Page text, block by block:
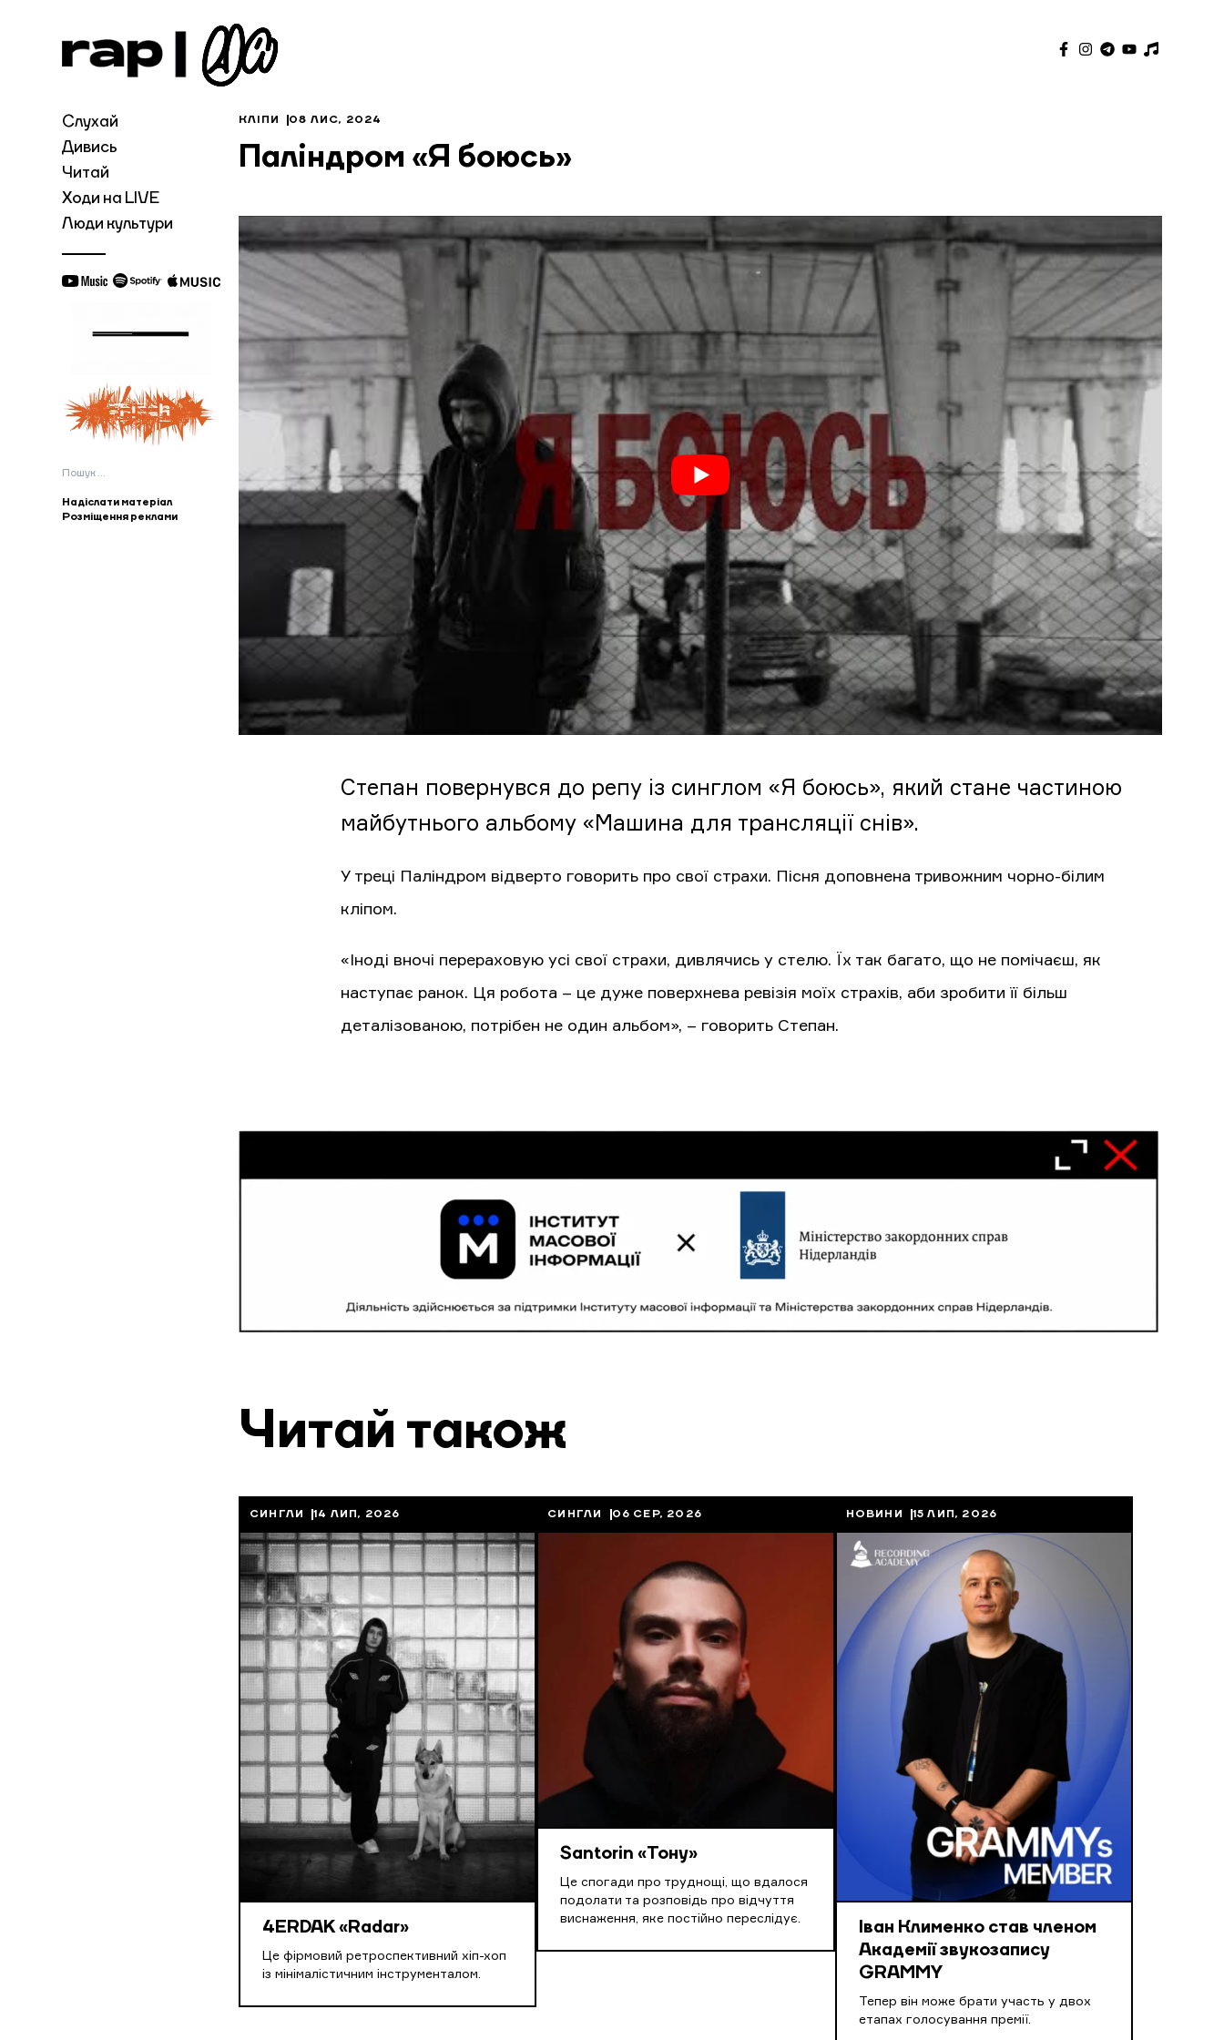
Слухай
Дивись
Читай
Ходи на LIVE
Люди культури
Пошук:
Надіслати матеріал
Розміщення реклами
КЛІПИ 08 ЛИС, 2024
Паліндром «Я боюсь»
Степан повернувся до репу із синглом «Я боюсь», який стане частиною
майбутнього альбому «Машина для трансляції снів».
У треці Паліндром відверто говорить про свої страхи. Пісня доповнена тривожним чорно-білим
кліпом.
«Іноді вночі перераховую усі свої страхи, дивлячись у стелю. Їх так багато, що не помічаєш, як
наступає ранок. Ця робота – це дуже поверхнева ревізія моїх страхів, аби зробити її більш
деталізованою, потрібен не один альбом», – говорить Степан.
Читай також
СИНГЛИ 14 ЛИП, 2026
4ERDAK «Radar»
Це фірмовий ретроспективний хіп-хоп
із мінімалістичним інструменталом.
СИНГЛИ 06 СЕР, 2026
Santorin «Тону»
Це спогади про труднощі, що вдалося
подолати та розповідь про відчуття
виснаження, яке постійно переслідує.
НОВИНИ 15 ЛИП, 2026
Іван Клименко став членом
Академії звукозапису
GRAMMY
Тепер він може брати участь у двох
етапах голосування премії.